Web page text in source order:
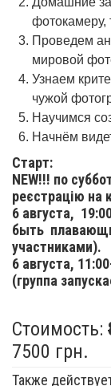
фотокамеру,
Проведем
мировой
Узнаем
чужой
Научимся
Начнём
Старт:
NEW!!! по
реєстрацію на
6 августа,
быть
участниками).
6 августа,
(группа
Стоимость:
7500 грн.
Также